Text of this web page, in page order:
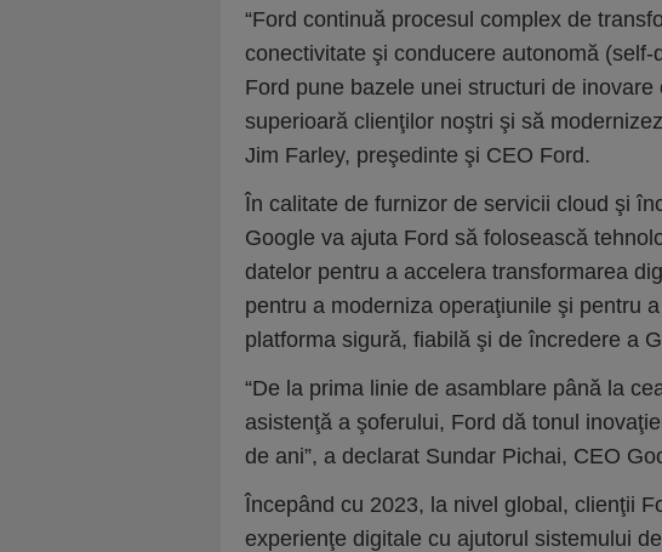
“Ford continuă procesul complex de
conectivitate şi conducere autonomă
Ford pune bazele unei structuri de
superioară clienţilor noştri şi să
Jim Farley, preşedinte şi CEO Ford.
În calitate de furnizor de servicii cloud şi
Google va ajuta Ford să folosească
datelor pentru a accelera transformarea
pentru a moderniza operaţiunile şi pentru
platforma sigură, fiabilă şi de încredere a
“De la prima linie de asamblare până la
asistenţă a şoferului, Ford dă tonul
de ani”, a declarat Sundar Pichai, CEO
Începând cu 2023, la nivel global, clienţii
experienţe digitale cu ajutorul sistemului